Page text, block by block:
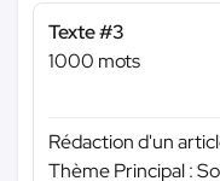
Texte #3
1000 mots
Rédaction d'un
Thème Principal :